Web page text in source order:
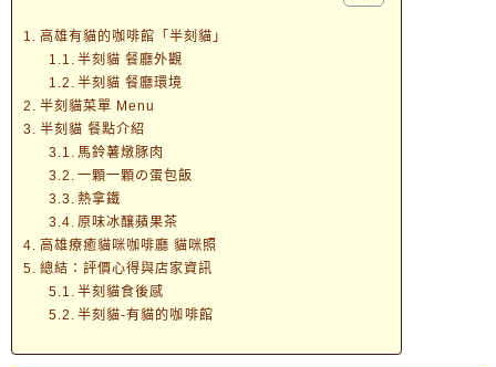
高雄有貓的咖啡館「半刻貓」
半刻貓 餐廳外觀
半刻貓 餐廳環境
半刻貓菜單 Menu
半刻貓 餐點介紹
馬鈴薯燉豚肉
一顆一顆の蛋包飯
熱拿鐵
原味冰釀蘋果茶
高雄療癒貓咪咖啡廳 貓咪照
總結：評價心得與店家資訊
半刻貓食後感
半刻貓-有貓的咖啡館